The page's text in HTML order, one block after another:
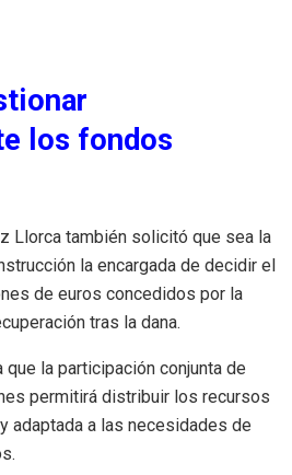
los fondos
Llorca también solicitó que sea la
la encargada de decidir el
de euros concedidos por la
tras la dana.
que la participación conjunta de
permitirá distribuir los recursos
adaptada a las necesidades de